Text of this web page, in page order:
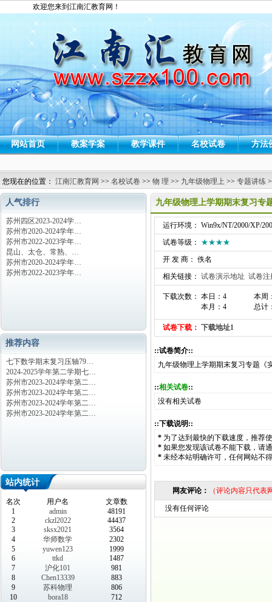
欢迎您来到江南汇教育网！
网站首页 教案学案 教学课件 名校试卷 方法
您现在的位置： 江南汇教育网 >> 名校试卷 >> 物 理 >> 九年级物理上 >> 专题讲练
人气排行
苏州四区2023-2024学…
苏州市2020-2024学年…
苏州市2022-2023学年…
昆山、太仓、常熟、…
苏州市2020-2024学年…
苏州市2022-2023学年…
推荐内容
七下数学期末复习压轴79…
2024-2025学年第二学期七…
苏州市2023-2024学年第二…
苏州市2023-2024学年第二…
苏州市2023-2024学年第二…
苏州市2023-2024学年第二…
站内统计
名次 用户名
文章数
1
admin
48191
2
ckzl2022
44437
3
sksx2021
3564
4
华师数学
2302
5
yuwen123
1999
6
ttkd
1487
7
沪化101
981
8
Chen13339
883
9
苏科物理
806
10
bora18
712
九年级物理上学期期末复习专
运行环境： Win9x/NT/2000/XP/
试卷等级： ★★★★
开 发 商： 佚名
相关链接： 试卷演示地址 试卷注
下载次数： 本日：4
本月：4
本周
总计
试卷下载： 下载地址1
::试卷简介::
九年级物理上学期期末复习专题《
::相关试卷::
没有相关试卷
::下载说明::
* 为了达到最快的下载速度，推荐
* 如果您发现该试卷不能下载，请
* 未经本站明确许可，任何网站不
网友评论： （评论内容只代
没有任何评论